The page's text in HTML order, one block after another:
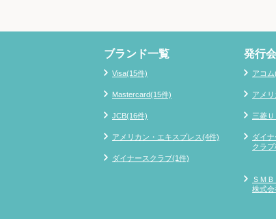
ブランド一覧
Visa(15件)
Mastercard(15件)
JCB(16件)
アメリカン・エキスプレス(4件)
ダイナースクラブ(1件)
発行
アコ
アメ
三菱
ダイ
クラ
ＳＭ
株式